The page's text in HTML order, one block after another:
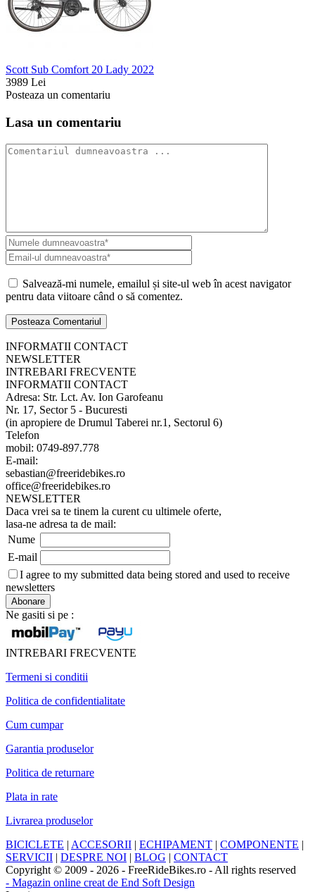
Scott Sub Comfort 20 Lady 2022
3989 Lei
Posteaza un comentariu
Lasa un comentariu
Salvează-mi numele, emailul și site-ul web în acest navigator
pentru data viitoare când o să comentez.
INFORMATII CONTACT
NEWSLETTER
INTREBARI FRECVENTE
INFORMATII CONTACT
Adresa: Str. Lct. Av. Ion Garofeanu
Nr. 17, Sector 5 - Bucuresti
(in apropiere de Drumul Taberei nr.1, Sectorul 6)
Telefon
mobil: 0749-897.778
E-mail:
sebastian@freeridebikes.ro
office@freeridebikes.ro
NEWSLETTER
Daca vrei sa te tinem la curent cu ultimele oferte,
lasa-ne adresa ta de mail:
Nume
E-mail
I agree to my submitted data being stored and used to receive
newsletters
Ne gasiti si pe :
INTREBARI FRECVENTE
Termeni si conditii
Politica de confidentialitate
Cum cumpar
Garantia produselor
Politica de returnare
Plata in rate
Livrarea produselor
BICICLETE | ACCESORII | ECHIPAMENT | COMPONENTE |
SERVICII | DESPRE NOI | BLOG | CONTACT
Copyright © 2009 - 2026 - FreeRideBikes.ro - All rights reserved
- Magazin online creat de End Soft Design